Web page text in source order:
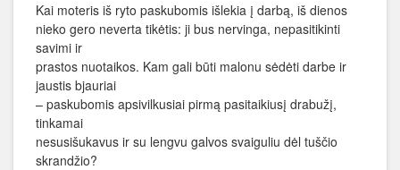
Kai moteris iš ryto paskubomis išlekia į darbą, iš dienos
nieko gero neverta tikėtis: ji bus nervinga, nepasitikinti
savimi ir
prastos nuotaikos. Kam gali būti malonu sėdėti darbe ir
jaustis bjauriai
– paskubomis apsivilkusiai pirmą pasitaikiusį drabužį,
tinkamai
nesusišukavus ir su lengvu galvos svaiguliu dėl tuščio
skrandžio?